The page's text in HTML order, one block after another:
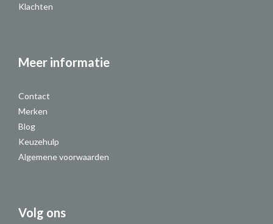
Klachten
Meer informatie
Contact
Merken
Blog
Keuzehulp
Algemene voorwaarden
Volg ons